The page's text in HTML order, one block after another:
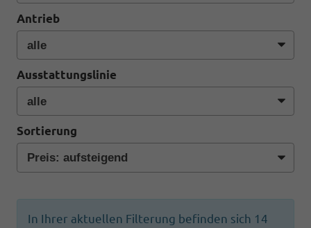
Antrieb
Ausstattungslinie
Sortierung
In Ihrer aktuellen Filterung befinden sich 14